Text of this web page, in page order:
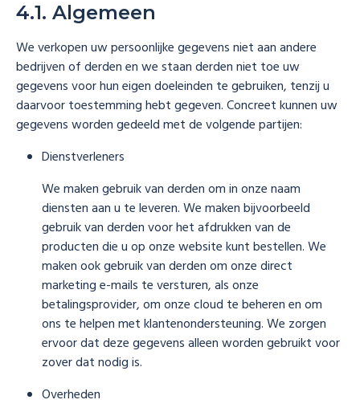
4.1. Algemeen
We verkopen uw persoonlijke gegevens niet aan andere
bedrijven of derden en we staan derden niet toe uw
gegevens voor hun eigen doeleinden te gebruiken, tenzij u
daarvoor toestemming hebt gegeven. Concreet kunnen uw
gegevens worden gedeeld met de volgende partijen:
Dienstverleners
We maken gebruik van derden om in onze naam
diensten aan u te leveren. We maken bijvoorbeeld
gebruik van derden voor het afdrukken van de
producten die u op onze website kunt bestellen. We
maken ook gebruik van derden om onze direct
marketing e-mails te versturen, als onze
betalingsprovider, om onze cloud te beheren en om
ons te helpen met klantenondersteuning. We zorgen
ervoor dat deze gegevens alleen worden gebruikt voor
zover dat nodig is.
Overheden